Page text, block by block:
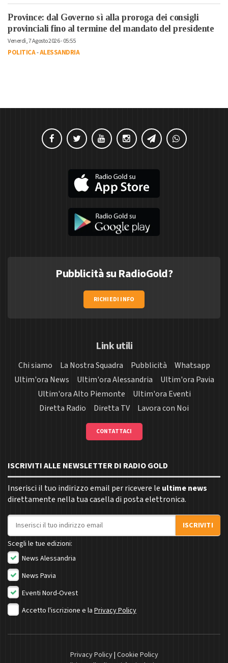
Province: dal Governo sì alla proroga dei consigli
provinciali fino al termine del mandato del presidente
Venerdì, 7 Agosto 2026 - 05:55
POLITICA-ALESSANDRIA
Pubblicità su RadioGold?
RICHIEDI INFO
Link utili
Chi siamo La Nostra Squadra Pubblicità
Whatsapp
Ultim'ora News
Ultim'ora Alessandria
Ultim'ora Pavia
Ultim'ora Alto Piemonte
Ultim'ora Eventi
Diretta Radio
Diretta TV Lavora con Noi
CONTATTACI
ISCRIVITI ALLE NEWSLETTER DI RADIO GOLD
Inserisci il tuo indirizzo email per ricevere le ultime news
direttamente nella tua casella di posta elettronica.
Indirizzo email
ISCRIVITI
Scegli le tue edizioni:
News Alessandria
News Pavia
Eventi Nord-Ovest
Accetto l'iscrizione e la Privacy Policy
Privacy Policy| Cookie Policy